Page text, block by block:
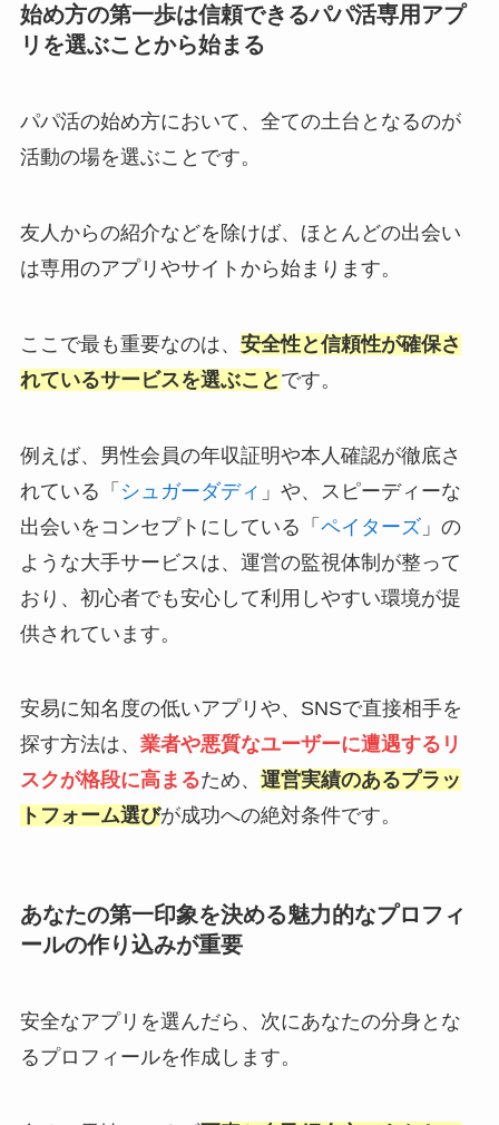
始め方の第一歩は信頼できるパパ活専用アプ
リを選ぶことから始まる
パパ活の始め方において、全ての土台となるのが
活動の場を選ぶことです。
友人からの紹介などを除けば、ほとんどの出会い
は専用のアプリやサイトから始まります。
ここで最も重要なのは、 安全性と信頼性が確保さ
れているサービスを選ぶこと です。
例えば、男性会員の年収証明や本人確認が徹底さ
れている「 シュガーダディ 」や、スピーディーな
出会いをコンセプトにしている「 ペイターズ」の
ような大手サービスは、運営の監視体制が整って
おり、初心者でも安心して利用しやすい環境が提
供されています。
安易に知名度の低いアプリや、SNSで直接相手を
探す方法は、 業者や悪質なユーザーに遭遇するリ
スクが格段に高まるため、 運営実績のあるプラッ
トフォーム選びが成功への絶対条件です。
あなたの第一印象を決める魅力的なプロフィ
ールの作り込みが重要
安全なアプリを選んだら、次にあなたの分身とな
るプロフィールを作成します。